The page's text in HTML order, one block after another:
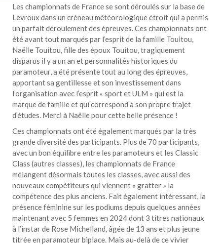
Les championnats de France se sont déroulés sur la base de
Levroux dans un créneau météorologique étroit qui a permis
un parfait déroulement des épreuves. Ces championnats ont
été avant tout marqués par l’esprit de la famille Touitou,
Naëlle Touitou, fille des époux Touitou, tragiquement
disparus il y a un an et personnalités historiques du
paramoteur, a été présente tout au long des épreuves,
apportant sa gentillesse et son investissement dans
l’organisation avec l’esprit « sport et ULM » qui est la
marque de famille et qui correspond à son propre trajet
d’études. Merci à Naëlle pour cette belle présence !
Ces championnats ont été également marqués par la très
grande diversité des participants. Plus de 70 participants,
avec un bon équilibre entre les paramoteurs et les Classic
Class (autres classes), les championnats de France
mélangent désormais toutes les classes, avec aussi des
nouveaux compétiteurs qui viennent « gratter » la
compétence des plus anciens. Fait également intéressant, la
présence féminine sur les podiums depuis quelques années
maintenant avec 5 femmes en 2024 dont 3 titres nationaux
à l’instar de Rose Michelland, âgée de 13 ans et plus jeune
titrée en paramoteur biplace. Mais au-delà de ce vivier